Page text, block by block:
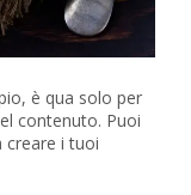
è qua solo per
contenuto. Puoi
creare i tuoi